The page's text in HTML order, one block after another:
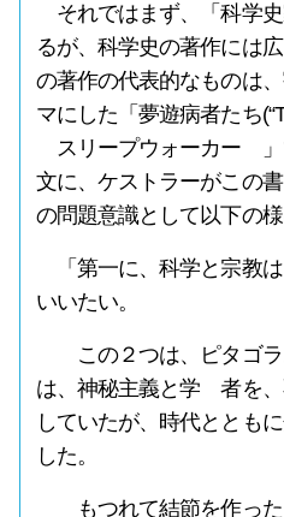
それではまず、「科学
るが、科学史の著作には
の著作の代表的なものは
マにした「夢遊病者たち
スリープウォーカー 」
文に、ケストラーがこの
の問題意識として以下の様
「第一に、科学と宗教
いいたい。
この２つは、ピタゴラ
は、神秘主義と学 者を
していたが、時代ととも
した。
もつれて結節を作った